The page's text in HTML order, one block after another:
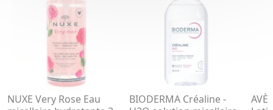
NUXE Very Rose Eau
BIODERMA Créaline -